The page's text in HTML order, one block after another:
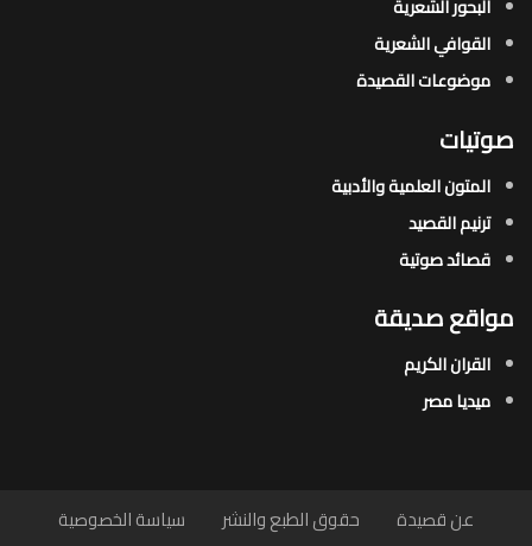
القوافي الشعرية​
موضوعات القصيدة​
صوتيات
المتون العلمية والأدبية
ترنيم القصيد
قصائد صوتية
مواقع صديقة
القران الكريم
ميديا مصر
عن قصيدة حقوق الطبع والنشر سياسة الخصوصية